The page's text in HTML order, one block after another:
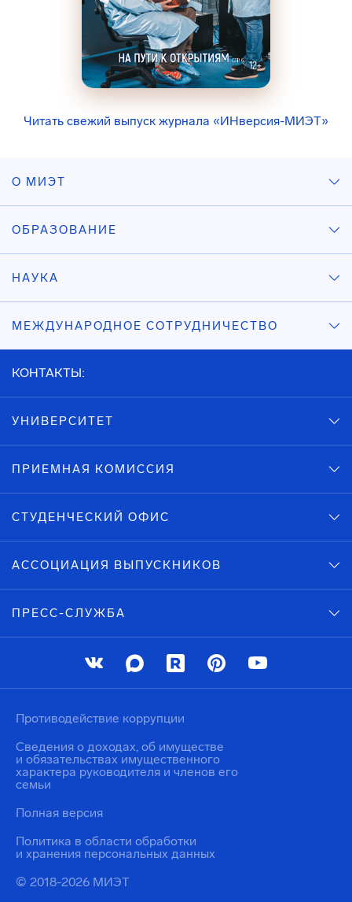
Читать свежий выпуск журнала «ИНверсия-МИЭТ»
О МИЭТ
ОБРАЗОВАНИЕ
НАУКА
МЕЖДУНАРОДНОЕ СОТРУДНИЧЕСТВО
КОНТАКТЫ:
УНИВЕРСИТЕТ
ПРИЕМНАЯ КОМИССИЯ
СТУДЕНЧЕСКИЙ ОФИС
АССОЦИАЦИЯ ВЫПУСКНИКОВ
ПРЕСС-СЛУЖБА
© 2018-2026 МИЭТ
Политика в области обработки
и хранения персональных данных
Противодействие коррупции
Сведения о доходах, об имуществе
и обязательствах имущественного
характера руководителя и членов его
семьи
Полная версия